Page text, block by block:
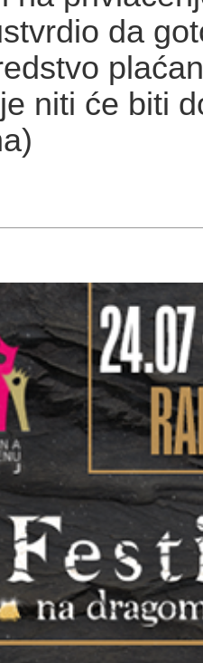
da
niti će biti